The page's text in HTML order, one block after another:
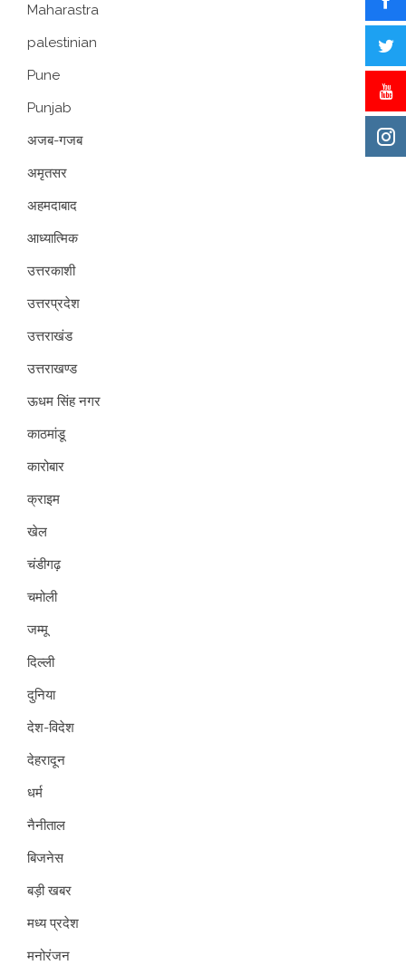
Maharastra
palestinian
Pune
Punjab
अजब-गजब
अमृतसर
अहमदाबाद
आध्यात्मिक
उत्तरकाशी
उत्तरप्रदेश
उत्तराखंड
उत्तराखण्ड
ऊधम सिंह नगर
काठमांडू
कारोबार
क्राइम
खेल
चंडीगढ़
चमोली
जम्मू
दिल्ली
दुनिया
देश-विदेश
देहरादून
धर्म
नैनीताल
बिजनेस
बड़ी खबर
मध्य प्रदेश
मनोरंजन